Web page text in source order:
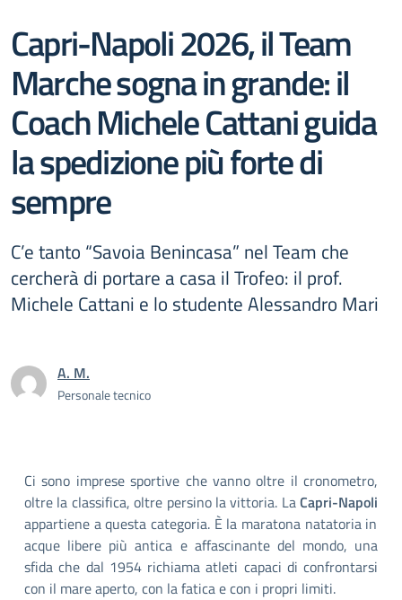
Capri-Napoli 2026, il Team
Marche sogna in grande: il
Coach Michele Cattani guida
la spedizione più forte di
sempre
C’e tanto “Savoia Benincasa” nel Team che
cercherà di portare a casa il Trofeo: il prof.
Michele Cattani e lo studente Alessandro Mari
A. M.
Personale tecnico
Ci sono imprese sportive che vanno oltre il cronometro,
oltre la classifica, oltre persino la vittoria. LaCapri-Napoli
appartiene a questa categoria. È la maratona natatoria in
acque libere più antica e affascinante del mondo, una
sfida che dal 1954 richiama atleti capaci di confrontarsi
con il mare aperto, con la fatica e con i propri limiti.